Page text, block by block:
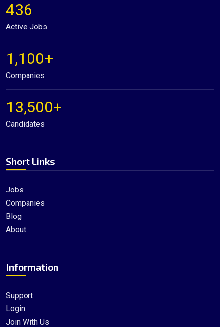
Short Links
Jobs
Companies
Blog
About
Information
Support
Login
Join With Us
436
Active Jobs
1,100+
Companies
13,500+
Candidates